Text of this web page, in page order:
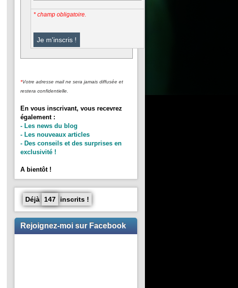
* champ obligatoire.
*Votre adresse mail ne sera jamais diffusée et
restera confidentielle.
En vous inscrivant, vous recevrez
également :
- Les news du blog
- Les nouveaux articles
- Des conseils et des surprises en
exclusivité !
A bientôt !
Déjà 147 inscrits !
Rejoignez-moi sur Facebook